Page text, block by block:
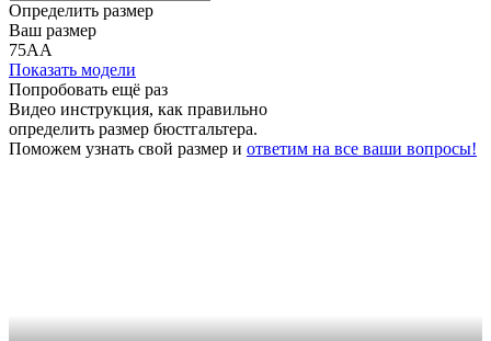
Определить размер
Ваш размер
75АА
Показать модели
Попробовать ещё раз
Видео инструкция, как правильно
определить размер бюстгальтера.
Поможем узнать свой размер и ответим на все ваши вопросы!